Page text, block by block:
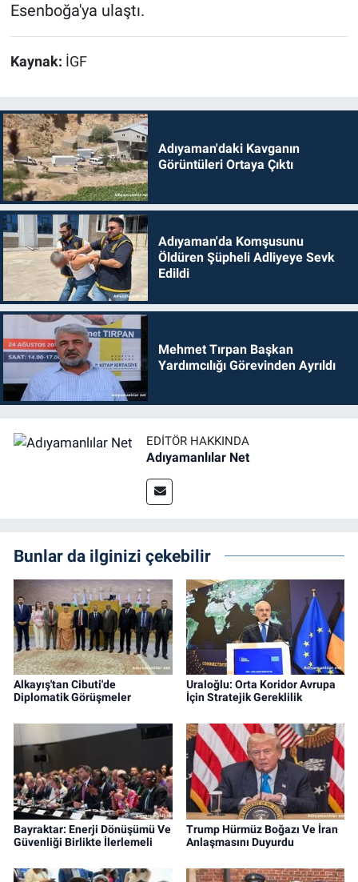
Esenboğa'ya ulaştı.
Kaynak: İGF
Adıyaman'daki Kavganın
Görüntüleri Ortaya Çıktı
Adıyaman'da Komşusunu
Öldüren Şüpheli Adliyeye Sevk
Edildi
Mehmet Tırpan Başkan
Yardımcılığı Görevinden Ayrıldı
EDITÖR HAKKINDA
Adıyamanlılar Net
Bunlar da ilginizi çekebilir
Alkayış'tan Cibuti'de
Diplomatik Görüşmeler
Uraloğlu: Orta Koridor Avrupa
İçin Stratejik Gereklilik
Bayraktar: Enerji Dönüşümü Ve
Güvenliği Birlikte İlerlemeli
Trump Hürmüz Boğazı Ve İran
Anlaşmasını Duyurdu